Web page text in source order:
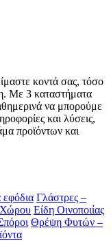
κοντά σας, τόσο
Με 3 καταστήματα
να μπορούμε
και λύσεις,
προϊόντων και
Γλάστρες –
Χώρου Είδη Οινοποιίας
Θρέψη Φυτών –